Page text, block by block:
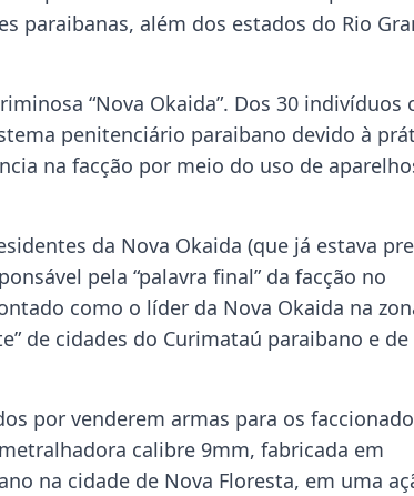
paraibanas, além dos estados do Rio
“Nova Okaida”. Dos 30 indivíduos
penitenciário paraibano devido à
na facção por meio do uso de
da Nova Okaida (que já estava
pela “palavra final” da facção no
como o líder da Nova Okaida na
de cidades do Curimataú paraibano e de
por venderem armas para os
calibre 9mm, fabricada em
na cidade de Nova Floresta, em uma